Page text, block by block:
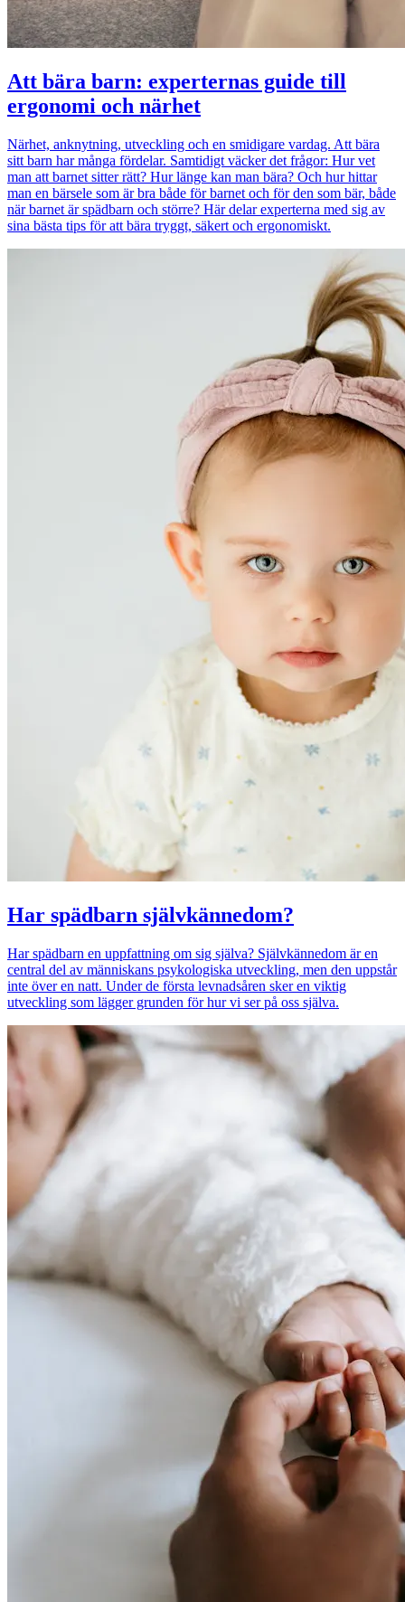
Att bära barn: experternas guide till
ergonomi och närhet
Närhet, anknytning, utveckling och en smidigare vardag. Att bära
sitt barn har många fördelar. Samtidigt väcker det frågor: Hur vet
man att barnet sitter rätt? Hur länge kan man bära? Och hur hittar
man en bärsele som är bra både för barnet och för den som bär, både
när barnet är spädbarn och större? Här delar experterna med sig av
sina bästa tips för att bära tryggt, säkert och ergonomiskt.
Har spädbarn självkännedom?
Har spädbarn en uppfattning om sig själva? Självkännedom är en
central del av människans psykologiska utveckling, men den uppstår
inte över en natt. Under de första levnadsåren sker en viktig
utveckling som lägger grunden för hur vi ser på oss själva.